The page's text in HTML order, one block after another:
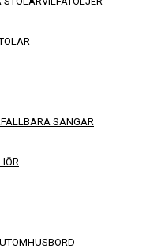
FÄLLBARA SÄNGAR
UTOMHUSBORD